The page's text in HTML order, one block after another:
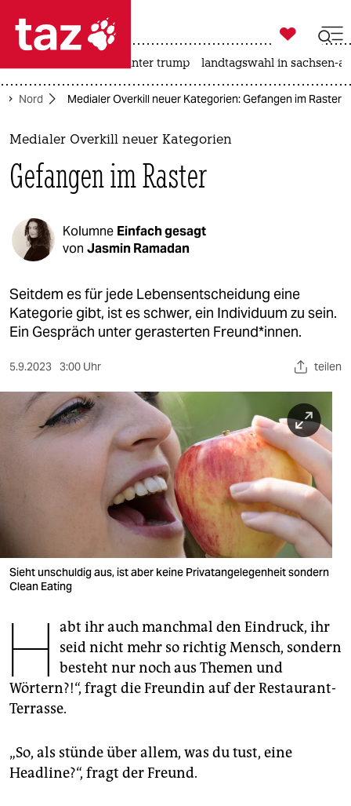
 taz zahl ich
taz zahl ich
themen
politik
öko
gesellschaft
kultur
sport
nord
wahrheit
fragen & hilfe
abo
genossenschaft
epaper login

taz zahl ich
usa unter trump landtagswahl in sachsen-
Nord Medialer Overkill neuer Kategorien: Gefangen im Raster
Medialer Overkill neuer Kategorien
Gefangen im Raster
Kolumne Einfach gesagt
von Jasmin Ramadan
Seitdem es für jede Lebensentscheidung eine
Kategorie gibt, ist es schwer, ein Individuum zu sein.
Ein Gespräch unter gerasterten Freund*innen.
5.9.2023 3:00 Uhr teilen
Sieht unschuldig aus, ist aber keine Privatangelegenheit sondern
Clean Eating
H abt ihr auch manchmal den Eindruck, ihr
seid nicht mehr so richtig Mensch, sondern
besteht nur noch aus Themen und
Wörtern?!“, fragt die Freundin auf der Restaurant-
Terrasse.
„So, als stünde über allem, was du tust, eine
Headline?“, fragt der Freund.